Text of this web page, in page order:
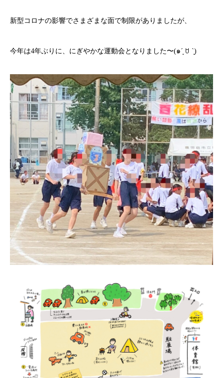
新型コロナの影響でさまざまな面で制限がありましたが、
今年は4年ぶりに、にぎやかな運動会となりました〜(๑ˊ͈ ꇴ ˋ͈)